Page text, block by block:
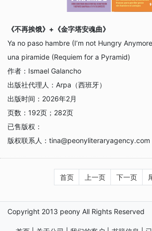
《不再挨饿》+《金字塔安魂曲》
Ya no paso hambre (I’m not Hungry
una piramide (Requiem for a Pyramid)
作者： Ismael Galancho
出版社代理人： Arpa（西班牙）
出版时间： 2026年2月
页数： 192页；282页
已售版权：
版权联系人： tina@peonyliteraryagency.com
首页 上一页 下一页
Copyright 2013 peony All Rights Reserved